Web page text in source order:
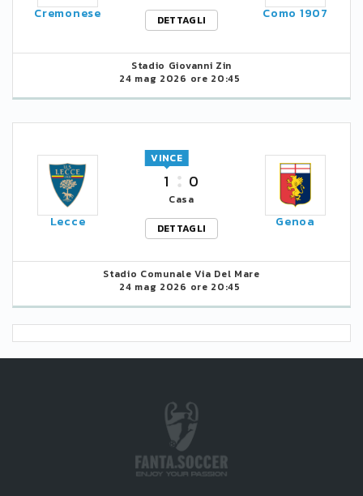
Cremonese
DETTAGLI
Como 1907
Stadio Giovanni Zin
24 mag 2026 ore 20:45
Lecce
1
VINCE
0
Casa
DETTAGLI
Genoa
Stadio Comunale Via Del Mare
24 mag 2026 ore 20:45